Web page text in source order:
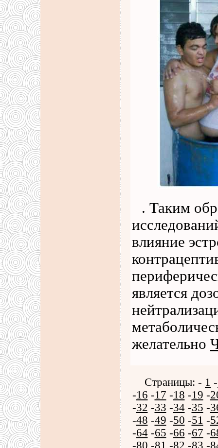
. Таким
влияние
является
желательно
Страницы: - 1 -
-16 -17 -18 -19 -
-32 -33 -34-35 -
-48 -49 -50 -51 -
-64-65 -66 -67 -
-80 -81 -82 -83 -